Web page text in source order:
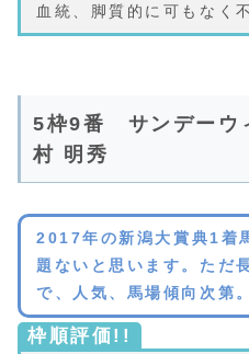
血統、脚質的に可もなく
5枠9番 サンデー
村 明秀
2017年の新潟大賞典1着
題ないと思います。ただ
で、人気、馬場傾向次第。
枠順評価!!